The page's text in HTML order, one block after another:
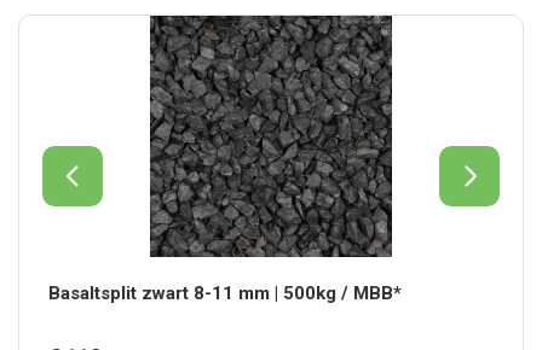
Basaltsplit zwart 8-11 mm | 500kg / MBB*